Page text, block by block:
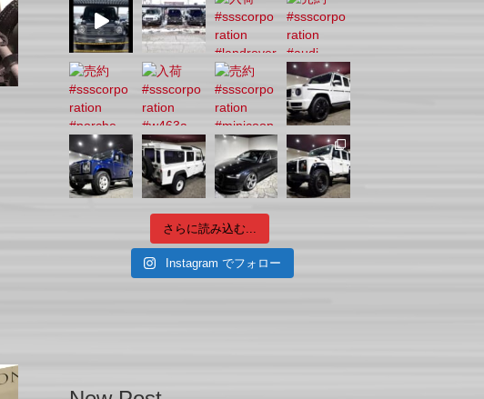
さらに読み込む...
Instagram でフォロー